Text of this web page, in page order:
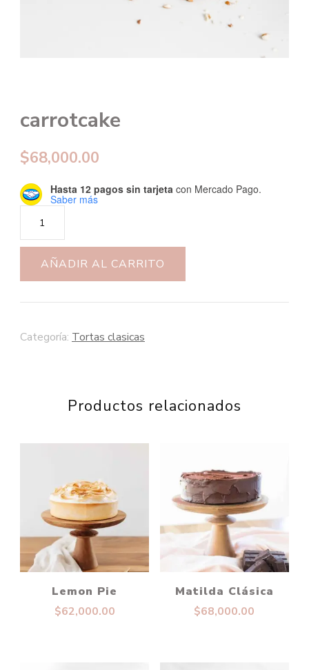
carrotcake
$68,000.00
Hasta 12 pagos sin tarjeta con Mercado Pago.
Saber más
carrotcake
cantidad
AÑADIR AL CARRITO
Categoría: Tortas clasicas
Productos relacionados
Lemon Pie
$62,000.00
Matilda Clásica
$68,000.00